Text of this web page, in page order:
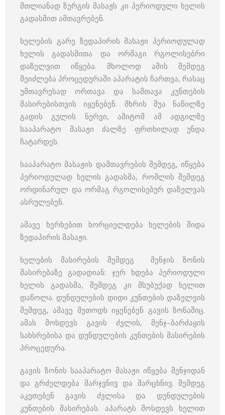
მთლიანად ზურგის მასაჟს კი პერიოდული ხელის
გადასმით ამთავრებენ.
ხელების გარე ზედაპირის მასაჟი პერიოდულად
ხელის გადასმითა და ორმაგი რგოლისებრი
დაზელვით იწყება. მხოლოდ ამის შემდეგ
შეიძლება პროცედურაში აპარატის ჩართვა, რასაც
უმთავრესად ორთავა და სამთავა კუნთების
მასირებისთვის იყენებენ. მხრის შუა ნაწილზე
გადის გულის ნერვი, ამიტომ ამ ადგილზე
სააპარატო მასაჟი ძალზე ფრთხილად უნდა
ჩატარდეს.
სააპარატო მასაჟის დამთავრების შემდეგ, იწყება
პერიოდულად ხელის გადასმა, რომლის შემდეგ
ორდინარულ და ორმაგ რგოლისებურ დაზელვას
ასრულებენ.
ამავე ხერხებით ხორციელდება ხელების შიდა
ზედაპირის მასაჟი.
ხელების მასირების შემდეგ მენჯის ზონის
მასირებაზე გადადიან: ჯერ ხდება პერიოდული
ხელის გადასმა, შემდეგ კი მსუბუქად ხელით
დაწოლა. დუნდულების დიდი კუნთების დაზელვის
შემდეგ, ამავე მეთოდს იყენებენ გავის ზონაშიც.
ამას მოსდევს გავის ძვლის, მენჯ–ბარძაყის
სახსრებისა და დუნდულების კუნთების მასირების
პროცედურა.
გავის ზონის სააპარატო მასაჟი იწყება მენჯიდან
და გრძელდება მარჯვნივ და მარცხნივ. შემდეგ
აკეთებენ გავის ძვლისა და დუნდულების
კუნთების მასირებას. აპარატს მოსდევს ხელით